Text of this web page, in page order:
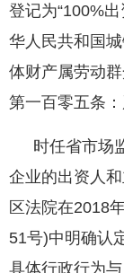
登记为“100%
华人民共和国
体财产属劳动
第一百零五条
时任省市场
企业的出资人
区法院在2018
51号)中明确认
具体行政行为